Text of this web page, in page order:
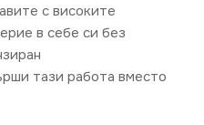
с високите
в себе си без
тази работа вместо